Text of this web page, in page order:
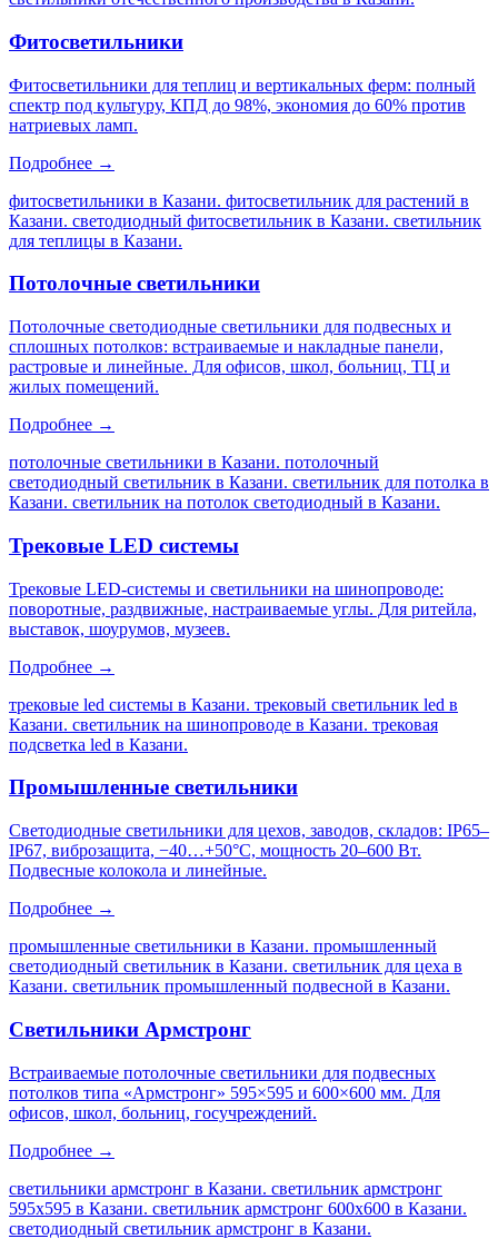
Фитосветильники
Фитосветильники для теплиц и вертикальных ферм: полный
спектр под культуру, КПД до 98%, экономия до 60% против
натриевых ламп.
Подробнее →
фитосветильники в Казани. фитосветильник для растений в
Казани. светодиодный фитосветильник в Казани. светильник
для теплицы в Казани.
Потолочные светильники
Потолочные светодиодные светильники для подвесных и
сплошных потолков: встраиваемые и накладные панели,
растровые и линейные. Для офисов, школ, больниц, ТЦ и
жилых помещений.
Подробнее →
потолочные светильники в Казани. потолочный
светодиодный светильник в Казани. светильник для потолка в
Казани. светильник на потолок светодиодный в Казани.
Трековые LED системы
Трековые LED-системы и светильники на шинопроводе:
поворотные, раздвижные, настраиваемые углы. Для ритейла,
выставок, шоурумов, музеев.
Подробнее →
трековые led системы в Казани. трековый светильник led в
Казани. светильник на шинопроводе в Казани. трековая
подсветка led в Казани.
Промышленные светильники
Светодиодные светильники для цехов, заводов, складов: IP65–
IP67, виброзащита, −40…+50°C, мощность 20–600 Вт.
Подвесные колокола и линейные.
Подробнее →
промышленные светильники в Казани. промышленный
светодиодный светильник в Казани. светильник для цеха в
Казани. светильник промышленный подвесной в Казани.
Светильники Армстронг
Встраиваемые потолочные светильники для подвесных
потолков типа «Армстронг» 595×595 и 600×600 мм. Для
офисов, школ, больниц, госучреждений.
Подробнее →
светильники армстронг в Казани. светильник армстронг
595х595 в Казани. светильник армстронг 600х600 в Казани.
светодиодный светильник армстронг в Казани.